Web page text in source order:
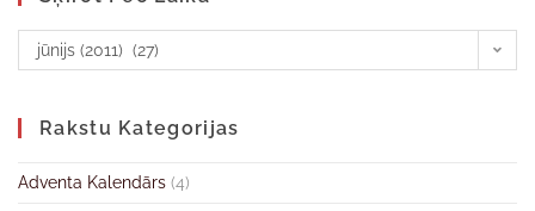
jūnijs (2011) (27)
Rakstu Kategorijas
Adventa Kalendārs (4)